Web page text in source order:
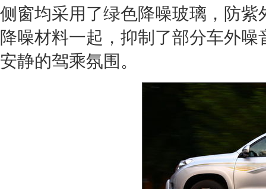
侧窗均采用了绿色降噪玻璃，防
降噪材料一起，抑制了部分车外
安静的驾乘氛围。